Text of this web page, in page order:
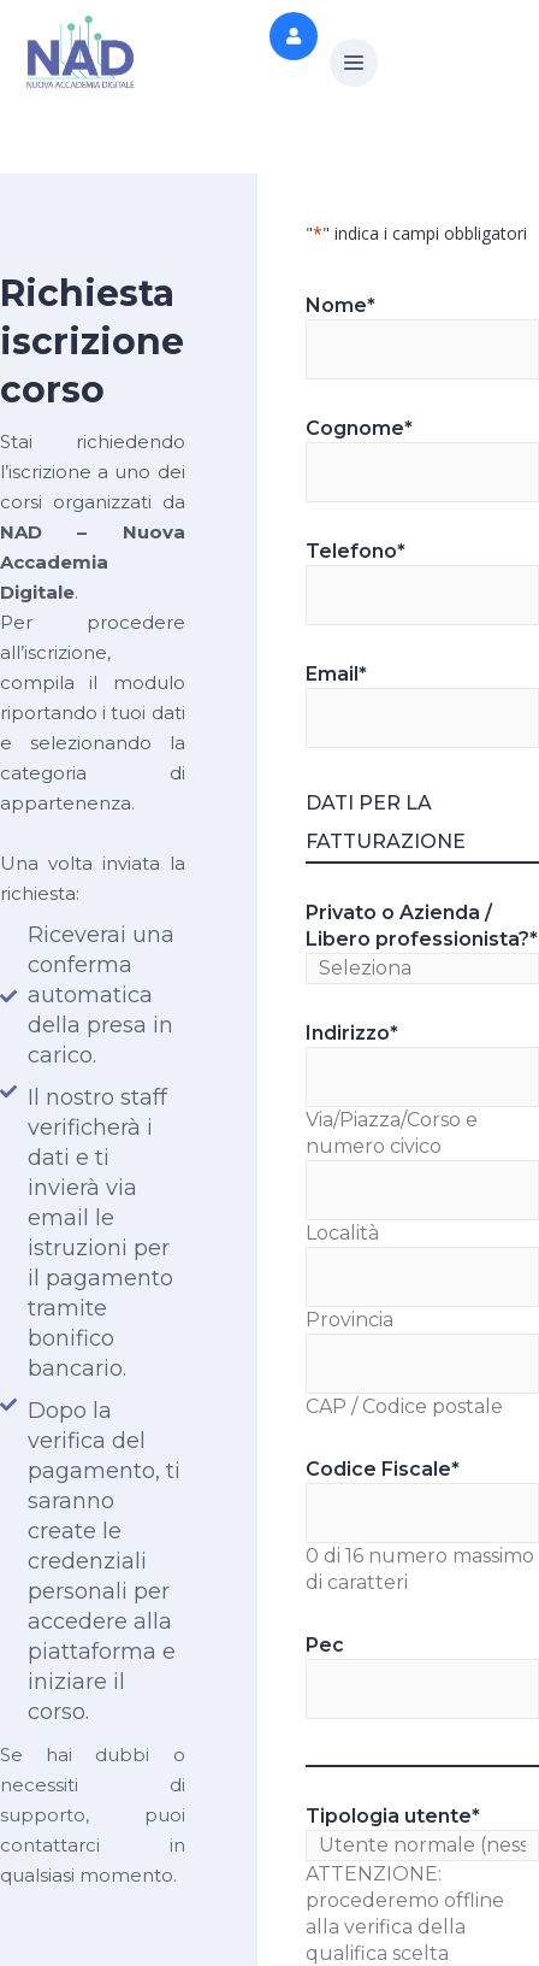
Richiesta
iscrizione
corso
Stai richiedendo
l’iscrizione a uno dei
corsi organizzati da
NAD – Nuova
Accademia
Digitale.
Per procedere
all’iscrizione,
compila il modulo
riportando i tuoi dati
e selezionando la
categoria di
appartenenza.
Una volta inviata la
richiesta:
Riceverai una
conferma
automatica
della presa in
carico.
Il nostro staff
verificherà i
dati e ti
invierà via
email le
istruzioni per
il pagamento
tramite
bonifico
bancario.
Dopo la
verifica del
pagamento, ti
saranno
create le
credenziali
personali per
accedere alla
piattaforma e
iniziare il
corso.
Se hai dubbi o
necessiti di
supporto, puoi
contattarci in
qualsiasi momento.
"*" indica i campi obbligatori
Nome*
Cognome*
Telefono*
Email*
DATI PER LA
FATTURAZIONE
Privato o Azienda /
Libero professionista?*
Indirizzo*
Via/Piazza/Corso e
numero civico
Località
Provincia
CAP / Codice postale
Codice Fiscale*
0 di 16 numero massimo
di caratteri
Pec
Tipologia utente*
ATTENZIONE:
procederemo offline
alla verifica della
qualifica scelta